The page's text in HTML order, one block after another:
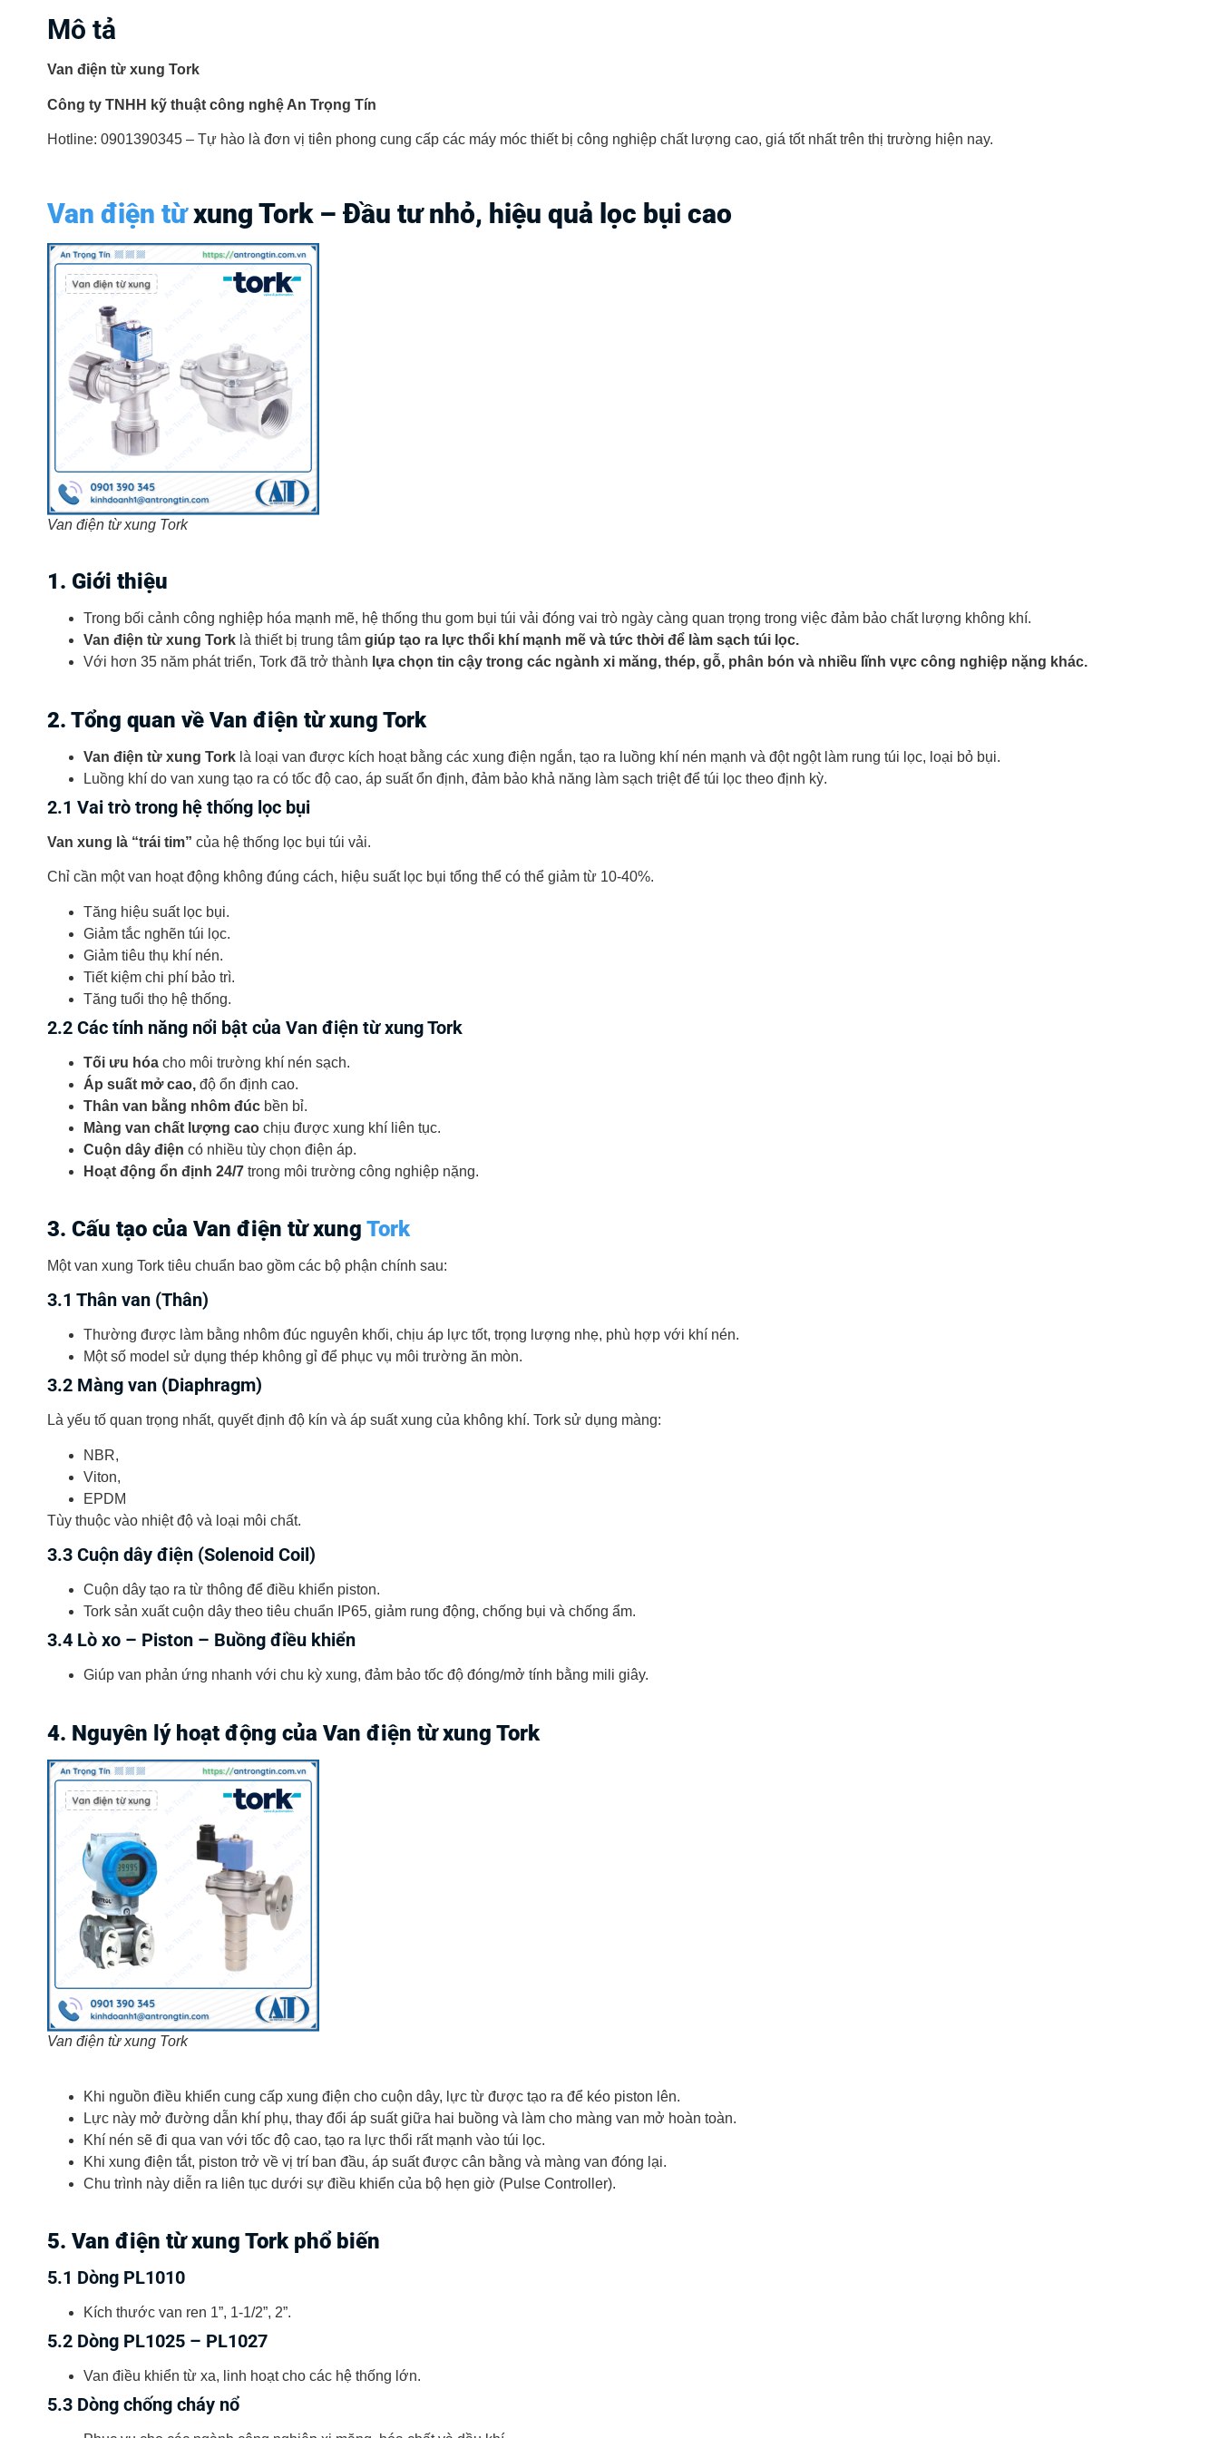
Mô tả
Van điện từ xung Tork
Công ty TNHH kỹ thuật công nghệ An Trọng Tín
Hotline: 0901390345 – Tự hào là đơn vị tiên phong cung cấp các máy móc thiết bị công nghiệp chất lượng cao, giá tốt nhất trên thị trường hiện nay.
Van điện từxung Tork – Đầu tư nhỏ, hiệu quả lọc bụi cao
Van điện từ xung Tork
1. Giới thiệu
Trong bối cảnh công nghiệp hóa mạnh mẽ, hệ thống thu gom bụi túi vải đóng vai trò ngày càng quan trọng trong việc đảm bảo chất lượng không khí.
Van điện từ xung Tork là thiết bị trung tâm giúp tạo ra lực thổi khí mạnh mẽ và tức thời để làm sạch túi lọc.
Với hơn 35 năm phát triển, Tork đã trở thành lựa chọn tin cậy trong các ngành xi măng, thép, gỗ, phân bón và nhiều lĩnh vực công nghiệp nặng khác.
2. Tổng quan về Van điện từ xung Tork
Van điện từ xung Tork là loại van được kích hoạt bằng các xung điện ngắn, tạo ra luồng khí nén mạnh và đột ngột làm rung túi lọc, loại bỏ bụi.
Luồng khí do van xung tạo ra có tốc độ cao, áp suất ổn định, đảm bảo khả năng làm sạch triệt để túi lọc theo định kỳ.
2.1 Vai trò trong hệ thống lọc bụi
Van xung là “trái tim” của hệ thống lọc bụi túi vải.
Chỉ cần một van hoạt động không đúng cách, hiệu suất lọc bụi tổng thể có thể giảm từ 10-40%.
Tăng hiệu suất lọc bụi.
Giảm tắc nghẽn túi lọc.
Giảm tiêu thụ khí nén.
Tiết kiệm chi phí bảo trì.
Tăng tuổi thọ hệ thống.
2.2 Các tính năng nổi bật của Van điện từ xung Tork
Tối ưu hóa cho môi trường khí nén sạch.
Áp suất mở cao, độ ổn định cao.
Thân van bằng nhôm đúc bền bỉ.
Màng van chất lượng cao chịu được xung khí liên tục.
Cuộn dây điện có nhiều tùy chọn điện áp.
Hoạt động ổn định 24/7 trong môi trường công nghiệp nặng.
3. Cấu tạo của Van điện từ xung Tork
Một van xung Tork tiêu chuẩn bao gồm các bộ phận chính sau:
3.1 Thân van (Thân)
Thường được làm bằng nhôm đúc nguyên khối, chịu áp lực tốt, trọng lượng nhẹ, phù hợp với khí nén.
Một số model sử dụng thép không gỉ để phục vụ môi trường ăn mòn.
3.2 Màng van (Diaphragm)
Là yếu tố quan trọng nhất, quyết định độ kín và áp suất xung của không khí. Tork sử dụng màng:
NBR,
Viton,
EPDM
Tùy thuộc vào nhiệt độ và loại môi chất.
3.3 Cuộn dây điện (Solenoid Coil)
Cuộn dây tạo ra từ thông để điều khiển piston.
Tork sản xuất cuộn dây theo tiêu chuẩn IP65, giảm rung động, chống bụi và chống ẩm.
3.4 Lò xo – Piston – Buồng điều khiển
Giúp van phản ứng nhanh với chu kỳ xung, đảm bảo tốc độ đóng/mở tính bằng mili giây.
4. Nguyên lý hoạt động của Van điện từ xung Tork
Van điện từ xung Tork
Khi nguồn điều khiển cung cấp xung điện cho cuộn dây, lực từ được tạo ra để kéo piston lên.
Lực này mở đường dẫn khí phụ, thay đổi áp suất giữa hai buồng và làm cho màng van mở hoàn toàn.
Khí nén sẽ đi qua van với tốc độ cao, tạo ra lực thổi rất mạnh vào túi lọc.
Khi xung điện tắt, piston trở về vị trí ban đầu, áp suất được cân bằng và màng van đóng lại.
Chu trình này diễn ra liên tục dưới sự điều khiển của bộ hẹn giờ (Pulse Controller).
5. Van điện từ xung Tork phổ biến
5.1 Dòng PL1010
Kích thước van ren 1”, 1-1/2”, 2”.
5.2 Dòng PL1025 – PL1027
Van điều khiển từ xa, linh hoạt cho các hệ thống lớn.
5.3 Dòng chống cháy nổ